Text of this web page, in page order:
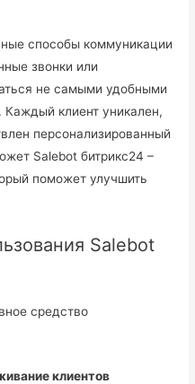
способы коммуникации
звонки или
не самыми удобными
клиент уникален,
персонализированный
Salebot битрикс24 –
поможет улучшить
Salebot
клиентов